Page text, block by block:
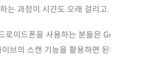
는 과정이 시간도 오래 걸리고.
로이드폰을 사용하는 분들은 Google에서
브의 스캔 기능을 활용하면 된다.